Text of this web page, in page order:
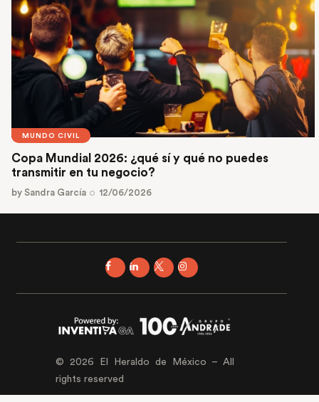
MUNDO CIVIL
Copa Mundial 2026: ¿qué sí y qué no puedes
transmitir en tu negocio?
by Sandra García 12/06/2026
© 2026 El Heraldo de México – All
rights reserved